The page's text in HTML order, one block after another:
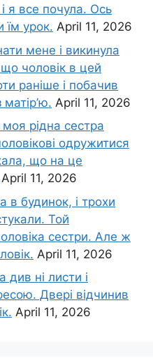
я все почула. Ось
їм урок. April 11, 2026
мене і викинула
чоловік в цей
раніше і побачив
April 11, 2026
рідна сестра
одружитися
що на це
April 11, 2026
в будинок, і трохи
Той
сестри. Але ж
April 11, 2026
ні листи і
Двері відчинив
April 11, 2026